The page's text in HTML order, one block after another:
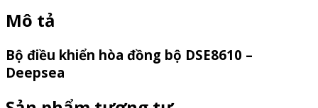
Mô tả
Bộ điều khiển hòa đồng bộ DSE8610 –
Deepsea